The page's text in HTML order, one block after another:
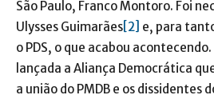
São Paulo, Franco Montoro. Foi
Ulysses Guimarães[2] e, para
o PDS, o que acabou
lançada a Aliança Democrática
a união do PMDB e os dissidentes